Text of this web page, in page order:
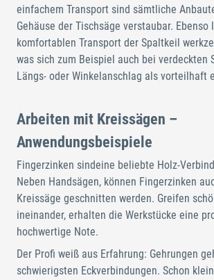
einfachem Transport sind sämtliche
Gehäuse der Tischsäge verstaubar.
komfortablen Transport der Spaltkeil
was sich zum Beispiel auch bei verdeckten
Längs- oder Winkelanschlag als vorteilhaft
Arbeiten mit Kreissägen –
Anwendungsbeispiele
Fingerzinken sindeine beliebte Holz-
Neben Handsägen, können Fingerzinken
Kreissäge geschnitten werden. Greifen
ineinander, erhalten die Werkstücke eine
hochwertige Note.
Der Profi weiß aus Erfahrung: Gehrungen
schwierigsten Eckverbindungen. Schon